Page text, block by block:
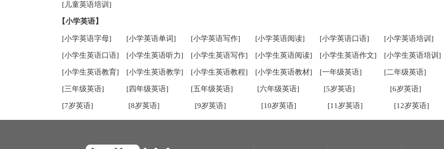
[儿童英语培训]
【小学英语】
[小学英语字母] [小学英语单词] [小学英语写作] [小学英语阅读] [小学英语口语] [小学英语培训]
[小学生英语口语] [小学生英语听力] [小学生英语写作] [小学生英语阅读] [小学生英语作文] [小学生英语培训]
[小学生英语教育] [小学生英语教学] [小学生英语教程] [小学生英语教材] [一年级英语] [二年级英语]
[三年级英语] [四年级英语] [五年级英语] [六年级英语] [5岁英语] [6岁英语]
[7岁英语] [8岁英语] [9岁英语] [10岁英语] [11岁英语] [12岁英语]